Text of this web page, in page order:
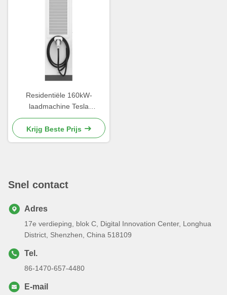
Residentiële 160kW-
laadmachine Tesla
Autolaadstations stofdicht
Krijg Beste Prijs
Snel contact
Adres
17e verdieping, blok C, Digital Innovation Center, Longhua
District, Shenzhen, China 518109
Tel.
86-1470-657-4480
E-mail